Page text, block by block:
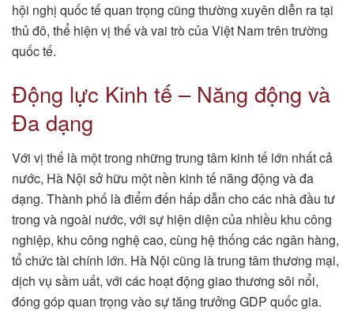
hội nghị quốc tế quan trọng cũng thường xuyên diễn ra tại
thủ đô, thể hiện vị thế và vai trò của Việt Nam trên trường
quốc tế.
Động lực Kinh tế – Năng động và
Đa dạng
Với vị thế là một trong những trung tâm kinh tế lớn nhất cả
nước, Hà Nội sở hữu một nền kinh tế năng động và đa
dạng. Thành phố là điểm đến hấp dẫn cho các nhà đầu tư
trong và ngoài nước, với sự hiện diện của nhiều khu công
nghiệp, khu công nghệ cao, cùng hệ thống các ngân hàng,
tổ chức tài chính lớn. Hà Nội cũng là trung tâm thương mại,
dịch vụ sầm uất, với các hoạt động giao thương sôi nổi,
đóng góp quan trọng vào sự tăng trưởng GDP quốc gia.